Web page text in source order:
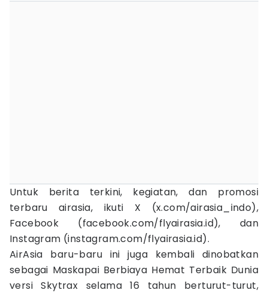
Untuk berita terkini, kegiatan, dan promosi
terbaru airasia, ikuti X (x.com/airasia_indo),
Facebook (facebook.com/flyairasia.id), dan
Instagram (instagram.com/flyairasia.id).
AirAsia baru-baru ini juga kembali dinobatkan
sebagai Maskapai Berbiaya Hemat Terbaik Dunia
versi Skytrax selama 16 tahun berturut-turut,